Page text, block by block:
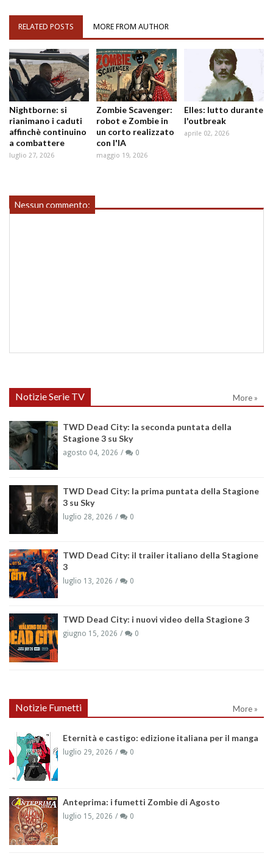
RELATED POSTS MORE FROM AUTHOR
Nightborne: si
rianimano i caduti
affinchè continuino
a combattere
luglio 27, 2026
Zombie Scavenger:
robot e Zombie in
un corto realizzato
con l'IA
maggio 19, 2026
Elles: lutto durante
l'outbreak
aprile 02, 2026
Nessun commento:
Notizie Serie TV More »
TWD Dead City: la seconda puntata della
Stagione 3 su Sky
agosto 04, 2026 0
TWD Dead City: la prima puntata della Stagione
3 su Sky
luglio 28, 2026 0
TWD Dead City: il trailer italiano della Stagione
3
luglio 13, 2026 0
TWD Dead City: i nuovi video della Stagione 3
giugno 15, 2026 0
Notizie Fumetti More »
Eternità e castigo: edizione italiana per il manga
luglio 29, 2026 0
Anteprima: i fumetti Zombie di Agosto
luglio 15, 2026 0